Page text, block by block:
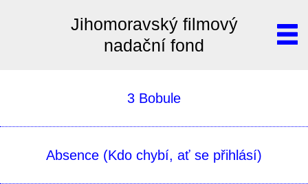
Jihomoravský filmový
nadační fond
3 Bobule
Absence (Kdo chybí­, ať se přihlásí­)